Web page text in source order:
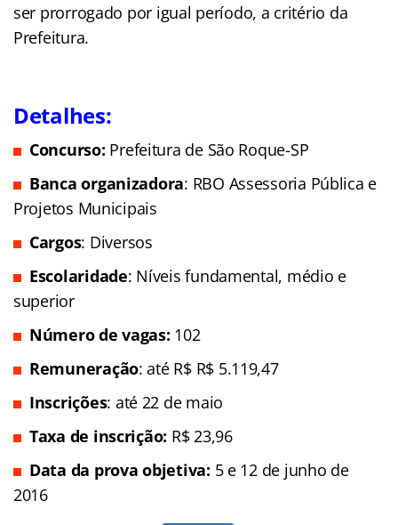
ser prorrogado por igual período, a critério da
Prefeitura.
Detalhes:
Concurso: Prefeitura de São Roque-SP
Banca organizadora: RBO Assessoria Pública e
Projetos Municipais
Cargos: Diversos
Escolaridade: Níveis fundamental, médio e
superior
Número de vagas: 102
Remuneração: até R$ R$ 5.119,47
Inscrições: até 22 de maio
Taxa de inscrição: R$ 23,96
Data da prova objetiva: 5 e 12 de junho de
2016